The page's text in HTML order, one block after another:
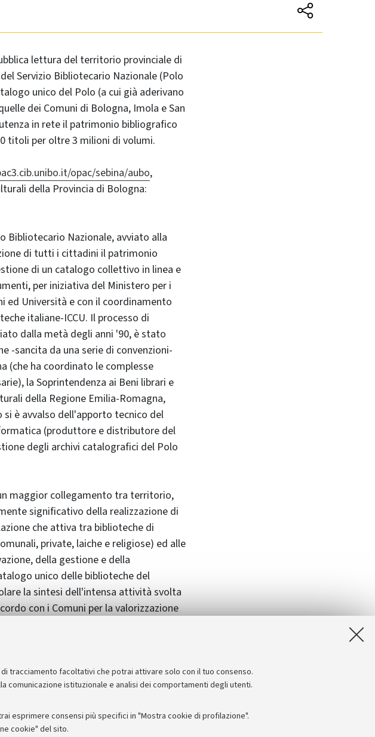
tracciamento facoltativi che potrai attivare solo con il tuo consenso.
istituzionale e analisi dei comportamenti degli utenti.
esprimere consensi più specifici in "Mostra cookie di profilazione".
cookie" del sito.
lettura del territorio provinciale di
Servizio Bibliotecario Nazionale (Polo
unico del Polo (a cui già aderivano
dei Comuni di Bologna, Imola e San
in rete il patrimonio bibliografico
titoli per oltre 3 milioni di volumi.
opac/sebina/aubo,
della Provincia di Bologna:
Bibliotecario Nazionale, avviato alla
di tutti i cittadini il patrimonio
di un catalogo collettivo in linea e
per iniziativa del Ministero per i
ed Università e con il coordinamento
italiane-ICCU. Il processo di
dalla metà degli anni '90, è stato
-sancita da una serie di convenzioni-
(che ha coordinato le complesse
la Soprintendenza ai Beni librari e
della Regione Emilia-Romagna,
è avvalso dell'apporto tecnico del
(produttore e distributore del
degli archivi catalografici del Polo
maggior collegamento tra territorio,
significativo della realizzazione di
che attiva tra biblioteche di
private, laiche e religiose) ed alle
della gestione e della
unico delle biblioteche del
la sintesi dell'intensa attività svolta
con i Comuni per la valorizzazione
bibliografiche ed
riqualificazione e
e provinciali